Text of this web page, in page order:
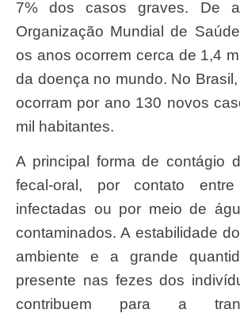
7% dos casos graves. De
Organização Mundial de
os anos ocorrem cerca de 1,4
da doença no mundo. No
ocorram por ano 130 novos
mil habitantes.
A principal forma de contágio da doença é a
fecal-oral, por contato
infectadas ou por meio de
contaminados. A estabilidade
ambiente e a grande
presente nas fezes dos
contribuem para a